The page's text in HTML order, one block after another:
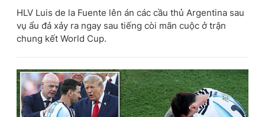
HLV Luis de la Fuente lên án các cầu thủ Argentina sau
vụ ẩu đả xảy ra ngay sau tiếng còi mãn cuộc ở trận
chung kết World Cup.